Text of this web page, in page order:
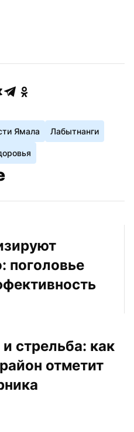
Ямала Лабытнанги
поголовье
стрельба: как
отметит